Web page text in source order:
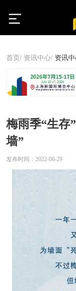
首页/ 资讯中心/ 资讯
梅雨季“生
墙”
发布时间： 2022-06-29